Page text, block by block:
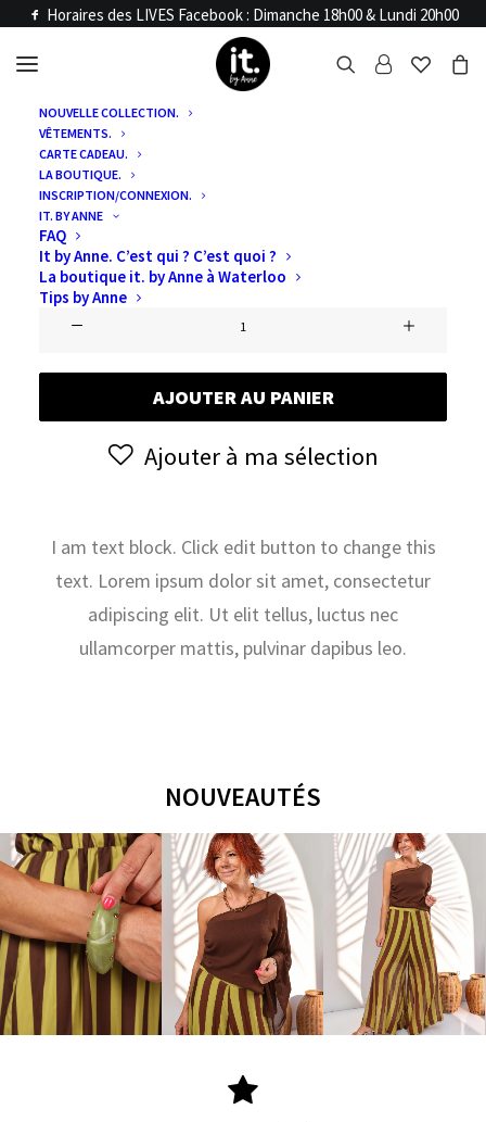
Horaires des LIVES Facebook : Dimanche 18h00 & Lundi 20h00
NOUVELLE COLLECTION.
VÊTEMENTS.
CARTE CADEAU.
LA BOUTIQUE.
INSCRIPTION/CONNEXION.
IT. BY ANNE
FAQ
It by Anne. C’est qui ? C’est quoi ?
La boutique it. by Anne à Waterloo
Tips by Anne
Accueil Articles LIVE
BLACK FRIDAY
€0,00
Black
Friday
AJOUTER AU PANIER
Ajouter à ma sélection
I am text block. Click edit button to change this
text. Lorem ipsum dolor sit amet, consectetur
adipiscing elit. Ut elit tellus, luctus nec
ullamcorper mattis, pulvinar dapibus leo.
NOUVEAUTÉS